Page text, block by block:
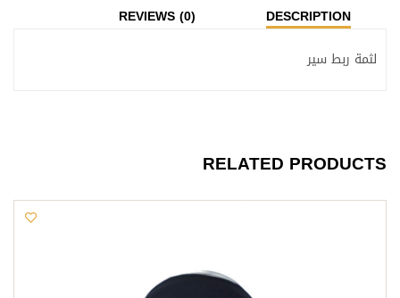
ربط
سير
quantity
DESCRIPTION
REVIEWS (0)
لثمة ربط سير
RELATED PRODUCTS